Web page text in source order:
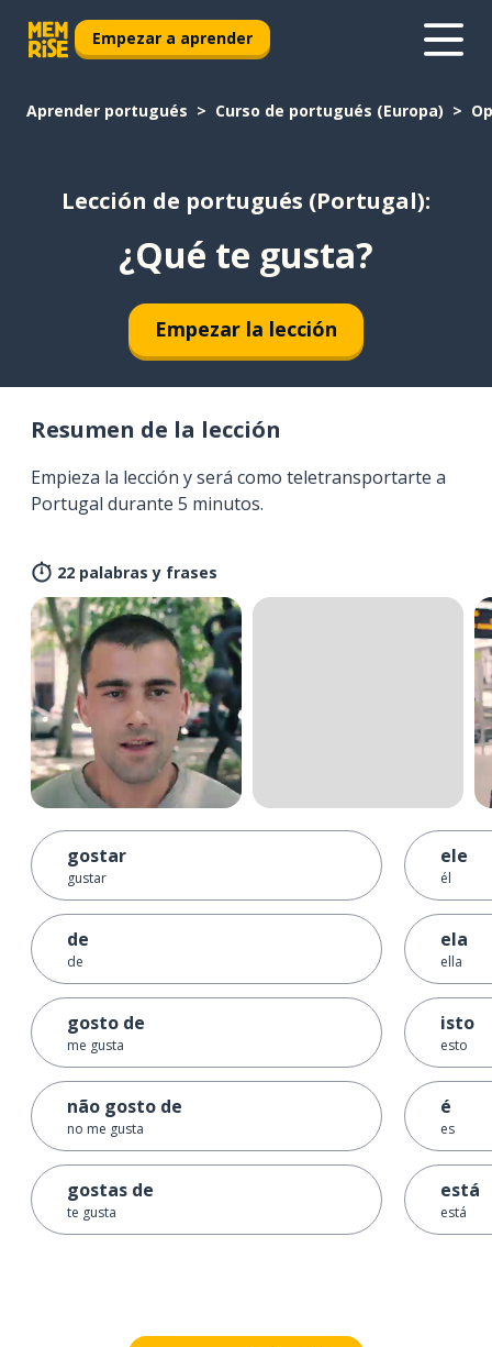
Empezar a aprender
Aprender portugués Curso de portugués (Europa)
Lección de portugués (Portugal):
¿Qué te gusta?
Empezar la lección
Resumen de la lección
Empieza la lección y será como teletransportarte a
Portugal durante 5 minutos.
22 palabras y frases
gostar
gustar
de
de
gosto de
me gusta
não gosto de
no me gusta
gostas de
te gusta
ele
él
ela
ella
isto
esto
é
es
está
está